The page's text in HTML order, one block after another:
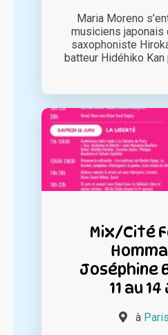
Maria Moreno
musiciens japonais
saxophoniste
batteur Hidéhiko Kan
Mix/Cité
Joséphine
11 au
à